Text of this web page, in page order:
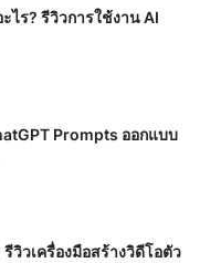
ไร? รีวิวการใช้งาน AI
Prompts ออกแบบ
วิวเครื่องมือสร้างวิดีโอตัว